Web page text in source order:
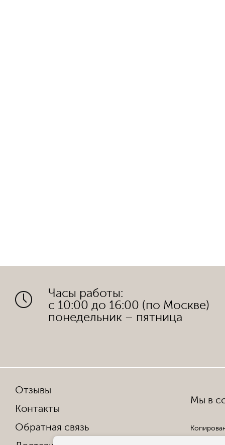
Часы работы:
с 10:00 до 16:00 (по Москве)
понедельник – пятница
Отзывы
Контакты
Обратная связь
Мы в